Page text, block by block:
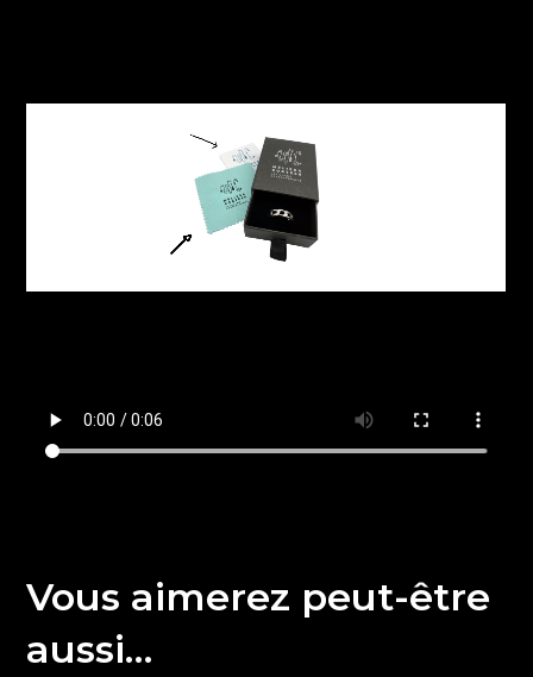
Vous aimerez peut-être
aussi…